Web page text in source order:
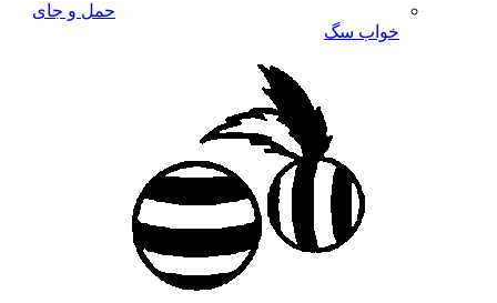
حمل و جای
خواب سگ